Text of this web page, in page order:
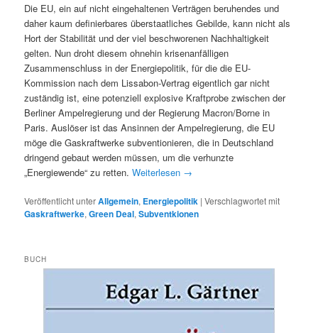
Die EU, ein auf nicht eingehaltenen Verträgen beruhendes und
daher kaum definierbares überstaatliches Gebilde, kann nicht als
Hort der Stabilität und der viel beschworenen Nachhaltigkeit
gelten. Nun droht diesem ohnehin krisenanfälligen
Zusammenschluss in der Energiepolitik, für die die EU-
Kommission nach dem Lissabon-Vertrag eigentlich gar nicht
zuständig ist, eine potenziell explosive Kraftprobe zwischen der
Berliner Ampelregierung und der Regierung Macron/Borne in
Paris. Auslöser ist das Ansinnen der Ampelregierung, die EU
möge die Gaskraftwerke subventionieren, die in Deutschland
dringend gebaut werden müssen, um die verhunzte
„Energiewende“ zu retten.Weiterlesen →
Veröffentlicht unterAllgemein, Energiepolitik |Verschlagwortet mit
Gaskraftwerke,Green Deal,Subventkionen
BUCH